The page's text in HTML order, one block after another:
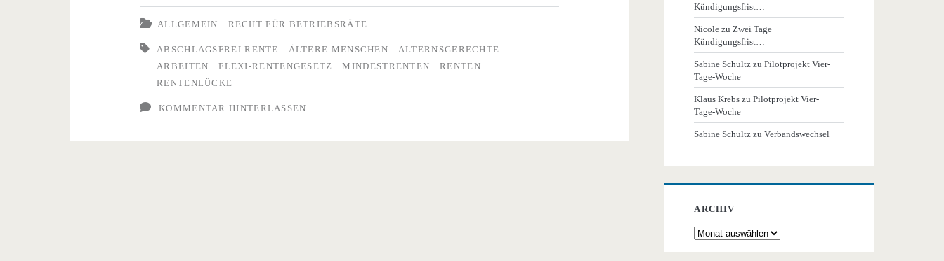
älterer
Menschen
ALLGEMEIN RECHT FÜR BETRIEBSRÄTE
ABSCHLAGSFREI RENTE ÄLTERE MENSCHEN
ALTERNSGERECHTE
ARBEITEN
FLEXI-RENTENGESETZ MINDESTRENTEN
RENTEN
RENTENLÜCKE
KOMMENTAR HINTERLASSEN
Kündigungsfrist…
Nicole zu Zwei Tage
Kündigungsfrist…
Sabine Schultz zuPilotprojekt Vier-
Tage-Woche
Klaus Krebs zuPilotprojekt Vier-
Tage-Woche
Sabine Schultz zuVerbandswechsel
ARCHIV
Archiv